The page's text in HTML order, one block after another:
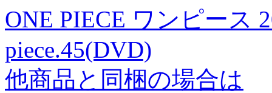
ONE PIECE ワンピース
piece.45(DVD)
他商品と同梱の場合は